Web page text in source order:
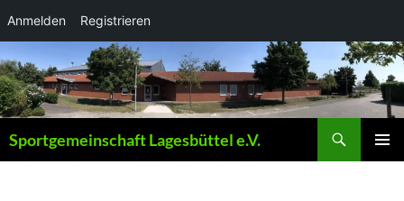
Inhalt
springen
Sportgemeinschaft Lagesbüttel e.V.
Anmelden Registrieren